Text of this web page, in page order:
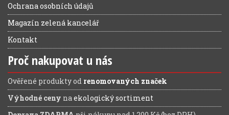
Ochrana osobních údajů
Magazín zelená kancelář
Kontakt
Proč nakupovat u nás
Ověřené produkty od renomovaných značek
Výhodné ceny na ekologický sortiment